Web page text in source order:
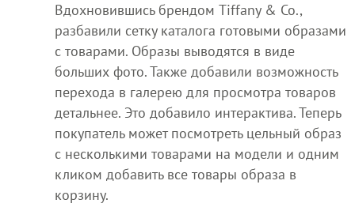
Вдохновившись брендом Tiffany & Co.,
разбавили сетку каталога готовыми образами
с товарами. Образы выводятся в виде
больших фото. Также добавили возможность
перехода в галерею для просмотра товаров
детальнее. Это добавило интерактива. Теперь
покупатель может посмотреть цельный образ
с несколькими товарами на модели и одним
кликом добавить все товары образа в
корзину.